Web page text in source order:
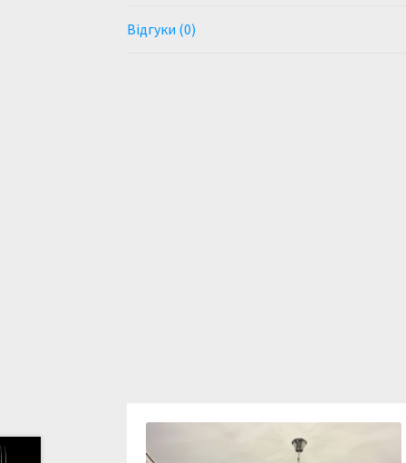
Відгуки (0)